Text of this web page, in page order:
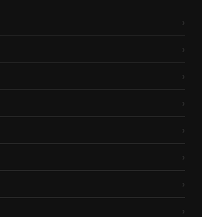
›
›
›
›
›
›
›
›